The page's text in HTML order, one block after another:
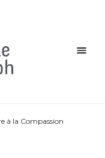
à la Compassion